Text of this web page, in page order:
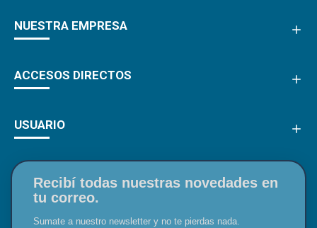
NUESTRA EMPRESA
ACCESOS DIRECTOS
USUARIO
Recibí todas nuestras novedades en
tu correo.
Sumate a nuestro newsletter y no te pierdas nada.